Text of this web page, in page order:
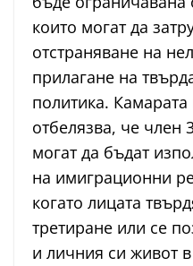
които могат да
отстраняване на
прилагане на
политика.
отбелязва, че член
могат да бъдат
на имиграционни
когато лицата
третиране или се
и личния си живот